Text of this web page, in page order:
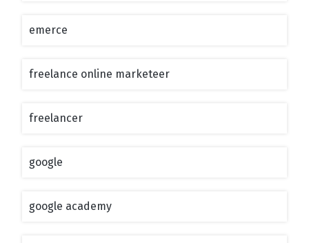
emerce
freelance online marketeer
freelancer
google
google academy